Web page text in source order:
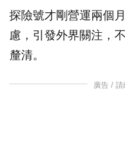
探險號才剛營運兩個
慮，引發外界關注，
釐清。
廣告 / 請